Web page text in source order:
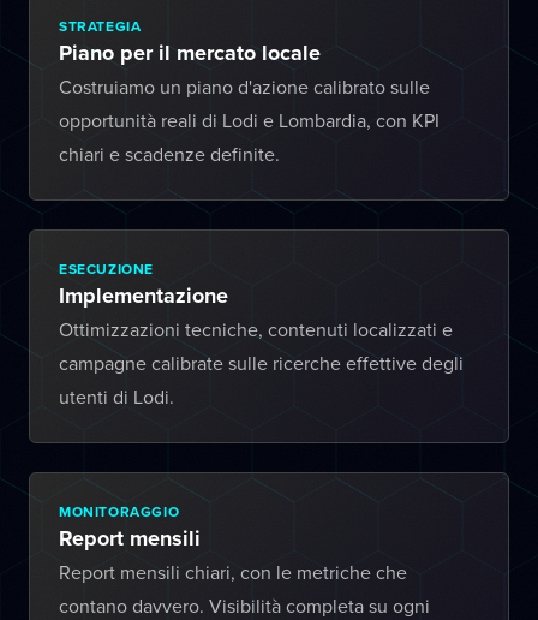
STRATEGIA
Piano per il mercato locale
Costruiamo un piano d'azione calibrato sulle
opportunità reali di Lodi e Lombardia, con KPI
chiari e scadenze definite.
ESECUZIONE
Implementazione
Ottimizzazioni tecniche, contenuti localizzati e
campagne calibrate sulle ricerche effettive degli
utenti di Lodi.
MONITORAGGIO
Report mensili
Report mensili chiari, con le metriche che
contano davvero. Visibilità completa su ogni